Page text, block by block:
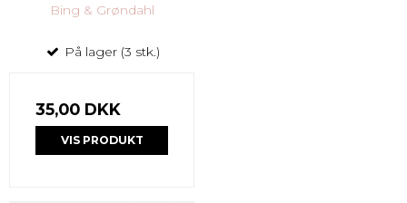
Bing & Grøndahl
På lager (3 stk.)
35,00 DKK
VIS PRODUKT